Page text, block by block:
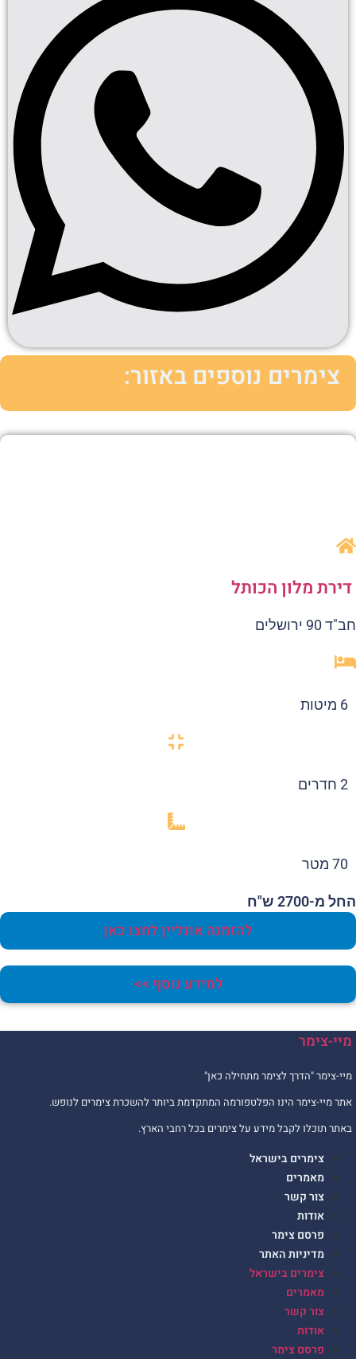
צימרים נוספים באזור:
מלון הכותל
ירושלים
70 מטר
מ-2700 ש"ח
להזמנה אונליין לחצו כאן
למידע נוסף >>
צימר
צימר "הדרך לצימר מתחילה כאן"
מיי-צימר הינו הפלטפורמה המתקדמת ביותר להשכרת צימרים לנופש.
תוכלו לקבל מידע על צימרים בכל רחבי הארץ.
צימרים בישראל
מאמרים
צור קשר
אודות
פרסם צימר
מדיניות האתר
צימרים בישראל
מאמרים
צור קשר
אודות
פרסם צימר